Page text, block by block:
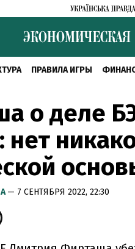
ПРАВИЛА ИГРЫ
о деле
нет
— 7 СЕНТЯБРЯ 2022, 22:30